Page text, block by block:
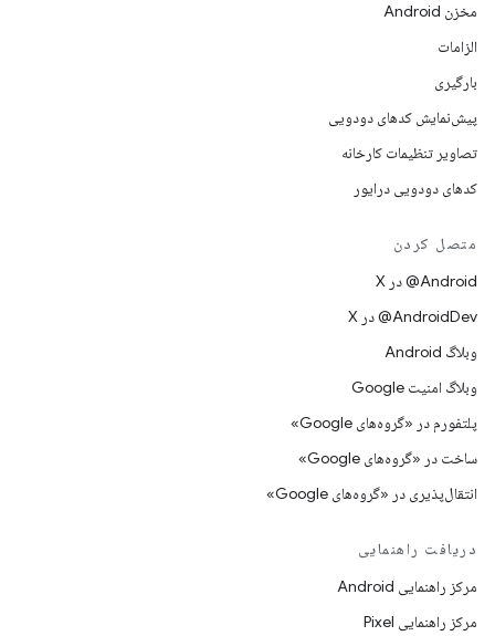
مخزن Android
الزامات
بارگیری
پیش‌نمایش کدهای دودویی
تصاویر تنظیمات کارخانه
کدهای دودویی درایور
متصل کردن
‫‎@Android در X
‫‎@AndroidDev در X
وبلاگ Android
وبلاگ امنیت Google
پلتفورم در «گروه‌های Google»
ساخت در «گروه‌های Google»
انتقال‌پذیری در «گروه‌های Google»
دریافت راهنمایی
مرکز راهنمایی Android
مرکز راهنمایی Pixel